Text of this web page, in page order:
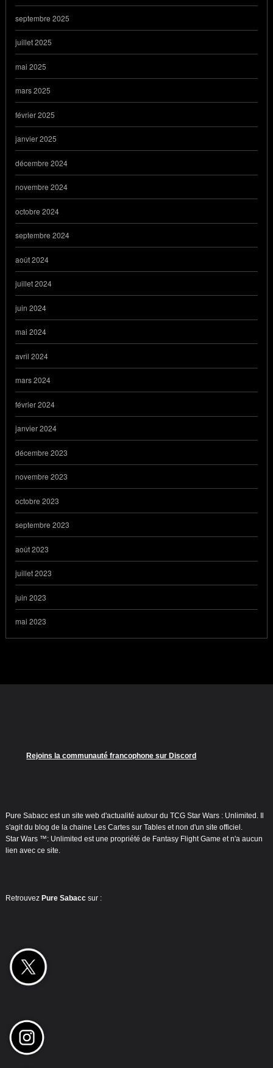
septembre 2025
juillet 2025
mai 2025
mars 2025
février 2025
janvier 2025
décembre 2024
novembre 2024
octobre 2024
septembre 2024
août 2024
juillet 2024
juin 2024
mai 2024
avril 2024
mars 2024
février 2024
janvier 2024
décembre 2023
novembre 2023
octobre 2023
septembre 2023
août 2023
juillet 2023
juin 2023
mai 2023
Rejoins la communauté francophone sur Discord
Pure Sabacc est un site web d'actualité autour du TCG Star Wars : Unlimited. Il
s'agit du blog de la chaine Les Cartes sur Tables et non d'un site officiel.
Star Wars ™: Unlimited est une propriété de Fantasy Flight Game et n'a aucun
lien avec ce site.
Retrouvez Pure Sabacc sur :